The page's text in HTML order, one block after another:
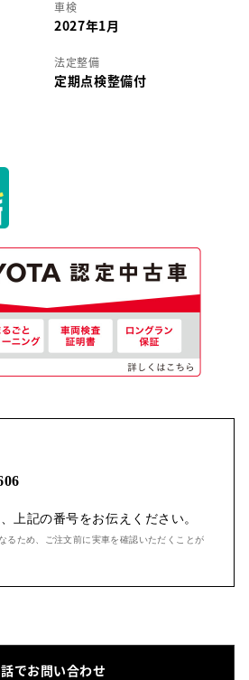
車検
2027年1月
法定整備
定期点検整備付
上記の番号をお伝えください。
るため、ご注文前に実車を確認いただくことが
でお問い合わせ